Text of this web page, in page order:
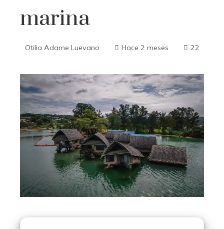
marina
Otilia Adame Luevano Hace 2 meses 22